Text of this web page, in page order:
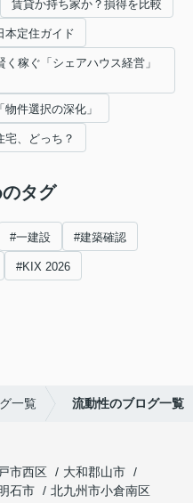
賃貸か持ち家か？損得を比較
本定住ガイド
稼ぐ「シェアハウス経営」
物件選択の深化」
宅、どっち？
タグ
#一建設 #建築確認
#KIX 2026
一覧 流動性のブログ一覧
市西区
大和郡山市
石市
北九州市小倉南区